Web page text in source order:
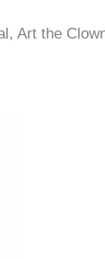
Art the